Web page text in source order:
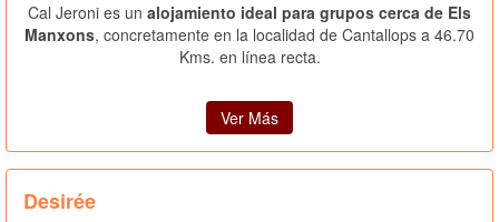
Cal Jeroni es un alojamiento ideal para grupos cerca de Els
Manxons, concretamente en la localidad de Cantallops a 46.70
Kms. en línea recta.
Ver Más
Desirée